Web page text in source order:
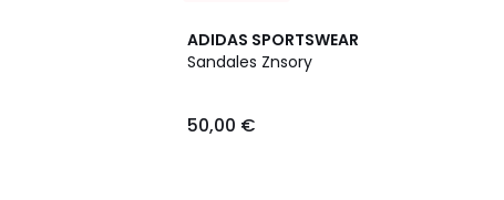
ADIDAS SPORTSWEAR
Sandales Znsory
50,00 €
4,7
/ 5
2
Couleurs